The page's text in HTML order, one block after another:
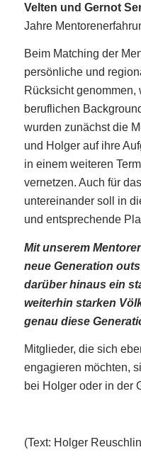
Velten und Gernot
Jahre
Beim Matching der
persönliche und
Rücksicht
beruflichen
wurden zunächst die
und Holger auf ihre
in einem weiteren
vernetzen. Auch für
untereinander soll in
und entsprechende
Mit unserem
neue Generation
darüber hinaus ein
weiterhin starken
genau diese
Mitglieder, die sich
engagieren möchten,
bei Holger oder in der
(Text: Holger